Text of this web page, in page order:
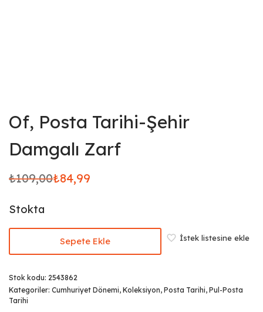
Of, Posta Tarihi-Şehir
Damgalı Zarf
₺109,00
Orijinal
₺109,00.
₺84,99
Şu
fiyat:
₺84,99.
Stokta
Sepete Ekle İstek listesine ekle
Stok kodu: 2543862
Kategoriler: Cumhuriyet Dönemi, Koleksiyon, Posta Tarihi, Pul-Posta
Tarihi